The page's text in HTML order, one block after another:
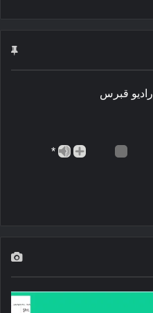
رادیو قبرس
*